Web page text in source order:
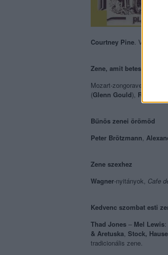
Courtney Pine. Vidám
Zene, amit beteszel, ha
Mozart-zongoraversenyek (
(Glenn Gould), Ravel
Bűnös zenei örömöd
Peter Brötzmann,
Zene szexhez
Wagner-nyitányok, Cafe
Kedvenc szombat esti
Thad Jones – Mel Lewis:
& Aretuska, Stock,
tradicionális zene.